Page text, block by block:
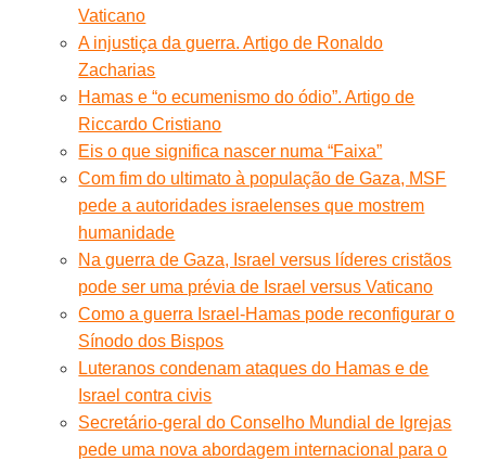
Vaticano
A injustiça da guerra. Artigo de Ronaldo
Zacharias
Hamas e “o ecumenismo do ódio”. Artigo de
Riccardo Cristiano
Eis o que significa nascer numa “Faixa”
Com fim do ultimato à população de Gaza, MSF
pede a autoridades israelenses que mostrem
humanidade
Na guerra de Gaza, Israel versus líderes cristãos
pode ser uma prévia de Israel versus Vaticano
Como a guerra Israel-Hamas pode reconfigurar o
Sínodo dos Bispos
Luteranos condenam ataques do Hamas e de
Israel contra civis
Secretário-geral do Conselho Mundial de Igrejas
pede uma nova abordagem internacional para o